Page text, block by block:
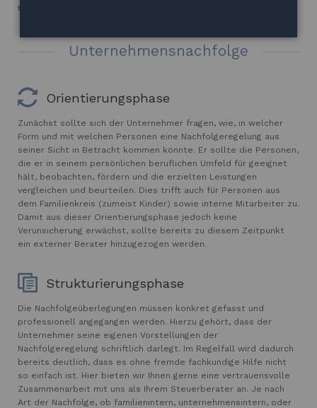
sollte,
Unternehmensnachfolge
Orientierungsphase
Zunächst sollte sich der Unternehmer fragen, wie, in welcher
Form und mit welchen Personen eine Nachfolgeregelung aus
seiner Sicht in Betracht kommen könnte. Er sollte die Personen,
die er in seinem persönlichen beruflichen Umfeld für geeignet
hält, beobachten, fördern und die erzielten Leistungen
vergleichen und beurteilen. Dies trifft auch für Personen aus
dem Familienkreis (zumeist Kinder) sowie interne Mitarbeiter zu.
Damit aus dieser Orientierungsphase jedoch keine
Verunsicherung erwächst, sollte bereits zu diesem Zeitpunkt
ein externer Berater hinzugezogen werden.
Strukturierungsphase
Die Nachfolgeüberlegungen müssen konkret gefasst und
professionell angegangen werden. Hierzu gehört, dass der
Unternehmer seine eigenen Vorstellungen der
Nachfolgeregelung schriftlich darlegt. Im Regelfall wird dadurch
bereits deutlich, dass es ohne fremde fachkundige Hilfe nicht
so einfach ist. Hier bieten wir Ihnen gerne eine vertrauensvolle
Zusammenarbeit mit uns als Ihrem Steuerberater an. Je nach
Art der Nachfolge, ob familienintern, unternehmensintern, oder